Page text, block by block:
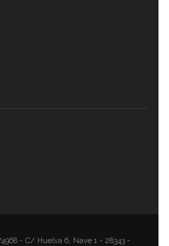
- C/ Huelva 6, Nave 1 - 28343 -